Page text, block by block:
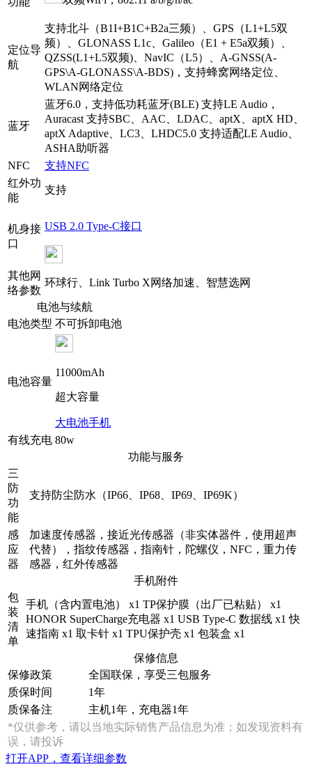
定位导
航
支持北斗（B1I+B1C+B2a三频）、GPS（L1+L5双
频）、GLONASS L1c、Galileo（E1 + E5a双频）、
QZSS(L1+L5双频)、NavIC（L5）、A-GNSS(A-
GPS\A-GLONASS\A-BDS)，支持蜂窝网络定位、
WLAN网络定位
蓝牙
蓝牙6.0，支持低功耗蓝牙(BLE) 支持LE Audio，
Auracast 支持SBC、AAC、LDAC、aptX、aptX HD、
aptX Adaptive、LC3、LHDC5.0 支持适配LE Audio、
ASHA助听器
NFC
支持NFC
红外功
能
支持
机身接
口
USB 2.0 Type-C接口
其他网
络参数
环球行、Link Turbo X网络加速、智慧选网
电池与续航
电池类型 不可拆卸电池
电池容量
11000mAh
超大容量
大电池手机
有线充电 80w
功能与服务
三
防
功
能
支持防尘防水（IP66、IP68、IP69、IP69K）
感
应
器
加速度传感器，接近光传感器（非实体器件，使用超声
代替），指纹传感器，指南针，陀螺仪，NFC，重力传
感器，红外传感器
手机附件
包
装
清
单
手机（含内置电池） x1 TP保护膜（出厂已粘贴） x1
HONOR SuperCharge充电器 x1 USB Type-C 数据线 x1 快
速指南 x1 取卡针 x1 TPU保护壳 x1 包装盒 x1
保修信息
保修政策
全国联保，享受三包服务
质保时间
1年
质保备注
主机1年，充电器1年
*仅供参考，请以当地实际销售产品信息为准；如发现资料有
误，请投诉
打开APP，查看详细参数